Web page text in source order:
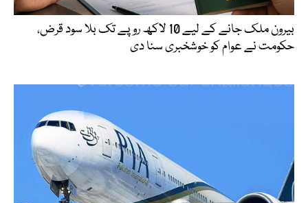
بیرون ملک جانے کے لیے 10 لاکھ روپے تک بلا سود قرض،
حکومت نے عوام کو خوشخبری سنا دی